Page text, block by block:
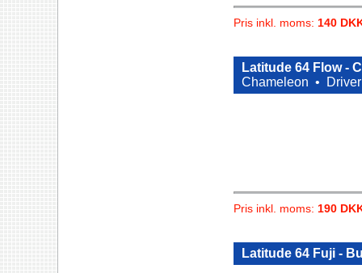
Pris inkl. moms: 140
Latitude 64 Flow -
Chameleon •
Driver
Pris inkl. moms: 190
Latitude 64 Fuji -